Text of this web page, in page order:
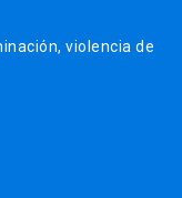
violencia de